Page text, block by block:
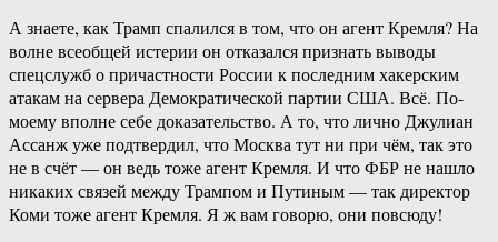
А знаете, как Трамп спалился в том, что он агент Кремля? На
волне всеобщей истерии он отказался признать выводы
спецслужб о причастности России к последним хакерским
атакам на сервера Демократической партии США. Всё. По-
моему вполне себе доказательство. А то, что лично Джулиан
Ассанж уже подтвердил, что Москва тут ни при чём, так это
не в счёт — он ведь тоже агент Кремля. И что ФБР не нашло
никаких связей между Трампом и Путиным — так директор
Коми тоже агент Кремля. Я ж вам говорю, они повсюду!